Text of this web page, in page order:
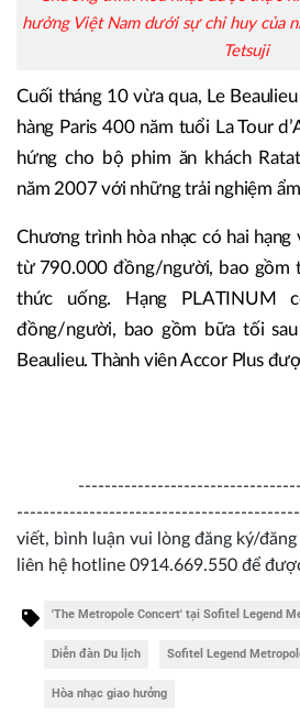
hưởng Việt Nam dưới sự chỉ huy của
Tetsuji
Cuối tháng 10 vừa qua, Le
hàng Paris 400 năm tuổi La Tour
hứng cho bộ phim ăn khách
năm 2007 với những trải nghiệm
Chương trình hòa nhạc có hai hạng
từ 790.000 đồng/người, bao gồm
thức uống. Hạng PLATINUM
đồng/người, bao gồm bữa tối
Beaulieu. Thành viên Accor Plus
viết, bình luận vui lòng đăng ký/
liên hệ hotline 0914.669.550 để
'The Metropole Concert' tại Sofitel Legend
Diễn đàn Du lịch Sofitel Legend
Hòa nhạc giao hưởng